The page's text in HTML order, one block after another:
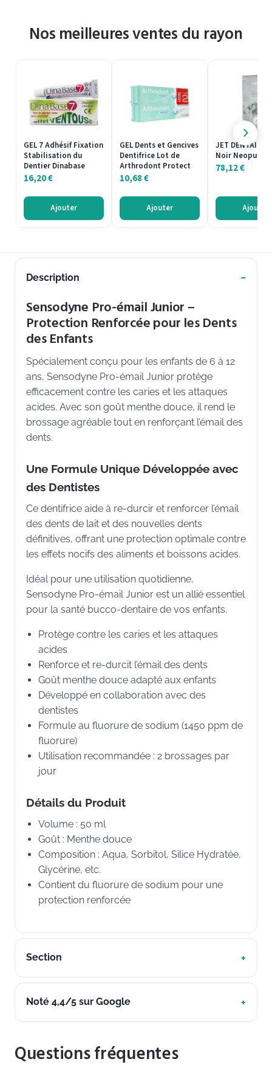
Nos meilleures ventes du rayon
GEL 7 Adhésif Fixation
Stabilisation du
Dentier Dinabase
16,20€
Ajouter
GEL Dents et Gencives
Dentifrice Lot de
Arthrodont Protect
10,68€
Ajouter
JET DENTAIRE
Noir Neopulse
78,12€
Ajouter
Description
Sensodyne Pro-émail Junior –
Protection Renforcée pour les Dents
des Enfants
Spécialement conçu pour les enfants de 6 à 12
ans, Sensodyne Pro-émail Junior protège
efficacement contre les caries et les attaques
acides. Avec son goût menthe douce, il rend le
brossage agréable tout en renforçant l’émail des
dents.
Une Formule Unique Développée avec
des Dentistes
Ce dentifrice aide à re-durcir et renforcer l’émail
des dents de lait et des nouvelles dents
définitives, offrant une protection optimale contre
les effets nocifs des aliments et boissons acides.
Idéal pour une utilisation quotidienne,
Sensodyne Pro-émail Junior est un allié essentiel
pour la santé bucco-dentaire de vos enfants.
Protège contre les caries et les attaques
acides
Renforce et re-durcit l’émail des dents
Goût menthe douce adapté aux enfants
Développé en collaboration avec des
dentistes
Formule au fluorure de sodium (1450 ppm de
fluorure)
Utilisation recommandée : 2 brossages par
jour
Détails du Produit
Volume : 50 ml
Goût : Menthe douce
Composition : Aqua, Sorbitol, Silice Hydratée,
Glycérine, etc.
Contient du fluorure de sodium pour une
protection renforcée
Section
Noté 4,4/5 sur Google
Questions fréquentes